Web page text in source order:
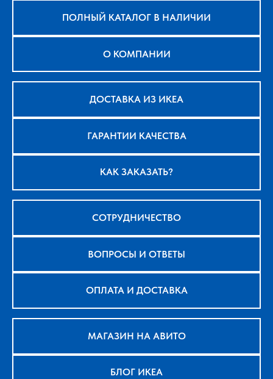
ПОЛНЫЙ КАТАЛОГ В НАЛИЧИИ
О КОМПАНИИ
ДОСТАВКА ИЗ ИКЕА
ГАРАНТИИ КАЧЕСТВА
КАК ЗАКАЗАТЬ?
СОТРУДНИЧЕСТВО
ВОПРОСЫ И ОТВЕТЫ
ОПЛАТА И ДОСТАВКА
МАГАЗИН НА АВИТО
БЛОГ ИКЕА